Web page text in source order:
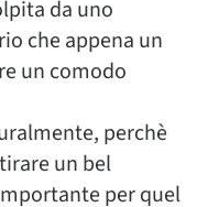
da uno
che appena un
un comodo
perchè
un bel
per quel